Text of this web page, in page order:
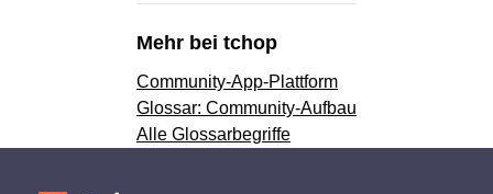
Mehr bei tchop
Community-App-Plattform
Glossar: Community-Aufbau
Alle Glossarbegriffe